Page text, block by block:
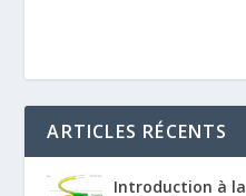
ARTICLES RÉCENTS
Introduction à